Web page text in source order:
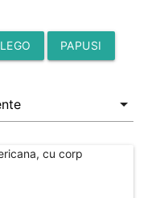
LEGO PAPUSI